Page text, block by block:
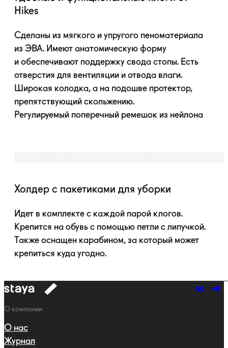
Hikes
Сделаны из мягкого и упругого пеноматериала
из ЭВА. Имеют анатомическую форму
и обеспечивают поддержку свода стопы. Есть
отверстия для вентиляции и отвода влаги.
Широкая колодка, а на подошве протектор,
препятствующий скольжению.
Регулируемый поперечный ремешок из нейлона
Холдер с пакетиками для уборки
Идет в комплекте с каждой парой клогов.
Крепится на обувь с помощью петли с липучкой.
Также оснащен карабином, за который может
крепиться куда угодно.
к
Навигация
О компании
О нас
Журнал